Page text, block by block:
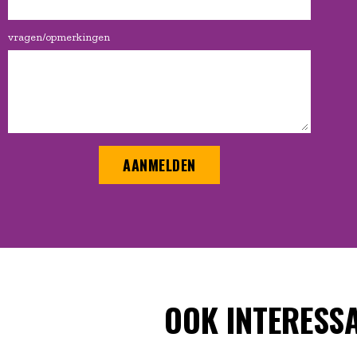
vragen/opmerkingen
AANMELDEN
OOK